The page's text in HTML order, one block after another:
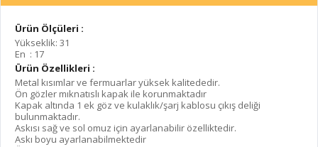
Ürün Ölçüleri :
Yükseklik: 31
En : 17
Ürün Özellikleri :
Metal kısımlar ve fermuarlar yüksek kalitededir.
Ön gözler mıknatıslı kapak ile korunmaktadır
Kapak altında 1 ek göz ve kulaklık/şarj kablosu çıkış deliği
bulunmaktadır.
Askısı sağ ve sol omuz için ayarlanabilir özelliktedir.
Askı boyu ayarlanabilmektedir